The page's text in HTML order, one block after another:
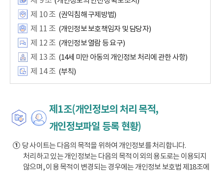
제 10 조 (권익침해 구제방법)
제 11 조 (개인정보 보호책임자 및 담당자)
제 12 조 (개인정보 열람 등 요구)
제 13 조 (14세 미만 아동의 개인정보 처리에 관한 사항)
제 14 조 (부칙)
제1조(개인정보의 처리 목적,
개인정보파일 등록 현황)
①당 사이트는 다음의 목적을 위하여 개인정보를 처리합니다.
처리하고 있는 개인정보는 다음의 목적 이외의 용도로는 이용되지
않으며, 이용 목적이 변경되는 경우에는 개인정보 보호법 제18조에